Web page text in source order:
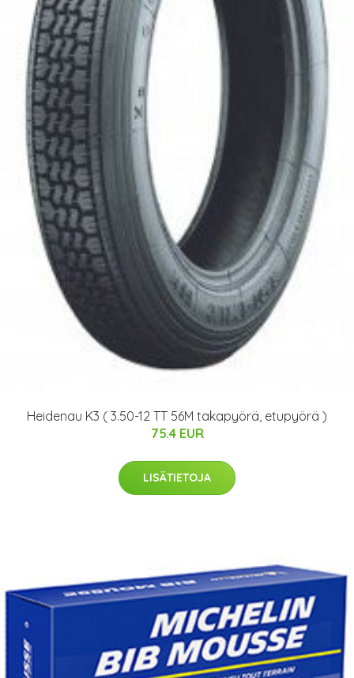
Heidenau K3 ( 3.50-12 TT 56M takapyörä, etupyörä )
75.4 EUR
LISÄTIETOJA